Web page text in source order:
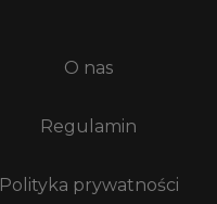
O nas
Regulamin
Polityka prywatności